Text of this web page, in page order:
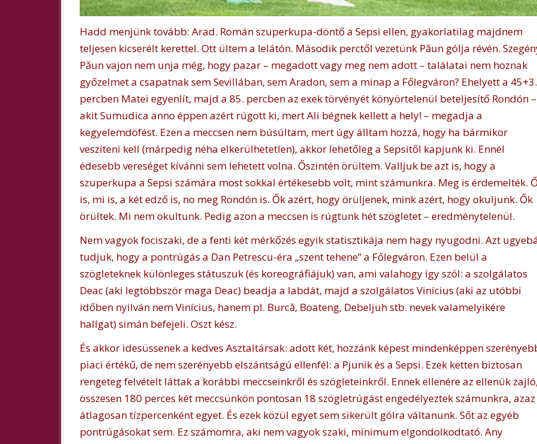
Hadd menjünk tovább: Arad. Román szuperkupa-döntő a Sepsi ellen, gyakorlatilag majdnem
teljesen kicserélt kerettel. Ott ültem a lelátón. Második perctől vezetünk Păun gólja révén.
Păun vajon nem unja még, hogy pazar – megadott vagy meg nem adott – találatai nem hoznak
győzelmet a csapatnak sem Sevillában, sem Aradon, sem a minap a Főlegváron? Ehelyett a 45+3.
percben Matei egyenlít, majd a 85. percben az exek törvényét könyörtelenül beteljesítő Rondón –
akit Sumudica anno éppen azért rúgott ki, mert Ali bégnek kellett a hely! – megadja a
kegyelemdöfést. Ezen a meccsen nem búsúltam, mert úgy álltam hozzá, hogy ha bármikor
veszíteni kell (márpedig néha elkerülhetetlen), akkor lehetőleg a Sepsitől kapjunk ki. Ennél
édesebb vereséget kívánni sem lehetett volna. Őszintén örültem. Valljuk be azt is, hogy a
szuperkupa a Sepsi számára most sokkal értékesebb volt, mint számunkra. Meg is érdemelték.
is, mi is, a két edző is, no meg Rondón is. Ők azért, hogy örüljenek, mink azért, hogy okuljunk. Ők
örültek. Mi nem okultunk. Pedig azon a meccsen is rúgtunk hét szögletet – eredménytelenül.
Nem vagyok fociszaki, de a fenti két mérkőzés egyik statisztikája nem hagy nyugodni. Azt
tudjuk, hogy a pontrúgás a Dan Petrescu-éra „szent tehene” a Főlegváron. Ezen belül a
szögleteknek különleges státuszuk (és koreográfiájuk) van, ami valahogy így szól: a szolgálatos
Deac (aki legtöbbször maga Deac) beadja a labdát, majd a szolgálatos Vinícius (aki az utóbbi
időben nyilván nem Vinícius, hanem pl. Burcă, Boateng, Debeljuh stb. nevek valamelyikére
hallgat) simán befejeli. Oszt kész.
És akkor idesüssenek a kedves Asztaltársak: adott két, hozzánk képest mindenképpen
piaci értékű, de nem szerényebb elszántságú ellenfél: a Pjunik és a Sepsi. Ezek ketten biztosan
rengeteg felvételt láttak a korábbi meccseinkről és szögleteinkről. Ennek ellenére az ellenük
összesen 180 perces két meccsünkön pontosan 18 szögletrúgást engedélyeztek számunkra, azaz
átlagosan tízpercenként egyet. És ezek közül egyet sem sikerült gólra váltanunk. Sőt az egyéb
pontrúgásokat sem. Ez számomra, aki nem vagyok szaki, minimum elgondolkodtató. Any